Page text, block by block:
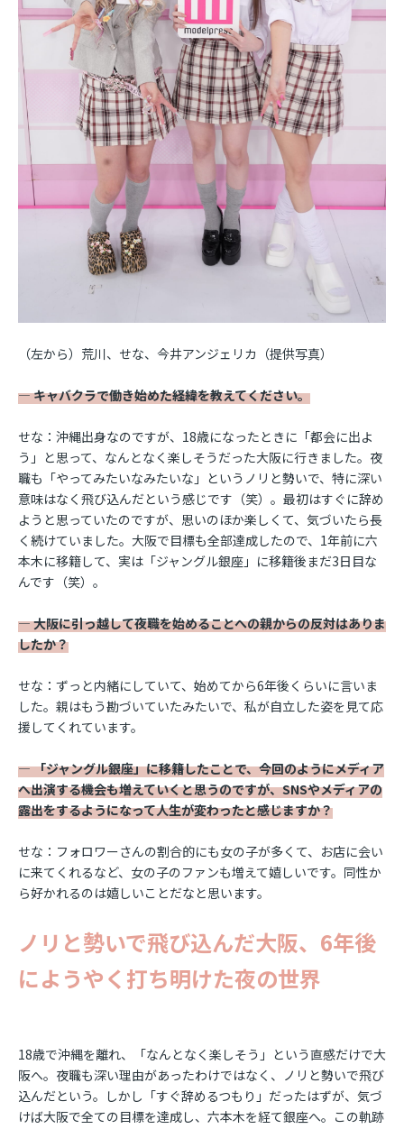
（左から）荒川、せな、今井アンジェリカ（提供写真）
― キャバクラで働き始めた経緯を教えてください。
せな：沖縄出身なのですが、18歳になったときに「都会に出よ
う」と思って、なんとなく楽しそうだった大阪に行きました。夜
職も「やってみたいなみたいな」というノリと勢いで、特に深い
意味はなく飛び込んだという感じです（笑）。最初はすぐに辞め
ようと思っていたのですが、思いのほか楽しくて、気づいたら長
く続けていました。大阪で目標も全部達成したので、1年前に六
本木に移籍して、実は「ジャングル銀座」に移籍後まだ3日目な
んです（笑）。
― 大阪に引っ越して夜職を始めることへの親からの反対はありま
したか？
せな：ずっと内緒にしていて、始めてから6年後くらいに言いま
した。親はもう勘づいていたみたいで、私が自立した姿を見て応
援してくれています。
― 「ジャングル銀座」に移籍したことで、今回のようにメディア
へ出演する機会も増えていくと思うのですが、SNSやメディアの
露出をするようになって人生が変わったと感じますか？
せな：フォロワーさんの割合的にも女の子が多くて、お店に会い
に来てくれるなど、女の子のファンも増えて嬉しいです。同性か
ら好かれるのは嬉しいことだなと思います。
ノリと勢いで飛び込んだ大阪、6年後
にようやく打ち明けた夜の世界
18歳で沖縄を離れ、「なんとなく楽しそう」という直感だけで大
阪へ。夜職も深い理由があったわけではなく、ノリと勢いで飛び
込んだという。しかし「すぐ辞めるつもり」だったはずが、気づ
けば大阪で全ての目標を達成し、六本木を経て銀座へ。この軌跡